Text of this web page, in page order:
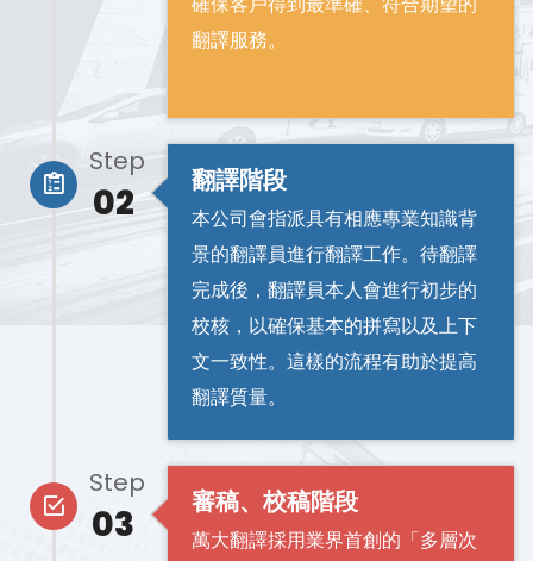
翻譯服務。
翻譯階段
本公司會指派具有相應專業知識背
景的翻譯員進行翻譯工作。待翻譯
完成後，翻譯員本人會進行初步的
校核，以確保基本的拼寫以及上下
文一致性。這樣的流程有助於提高
翻譯質量。
Step
02
審稿、校稿階段
萬大翻譯採用業界首創的「多層次
Step
03